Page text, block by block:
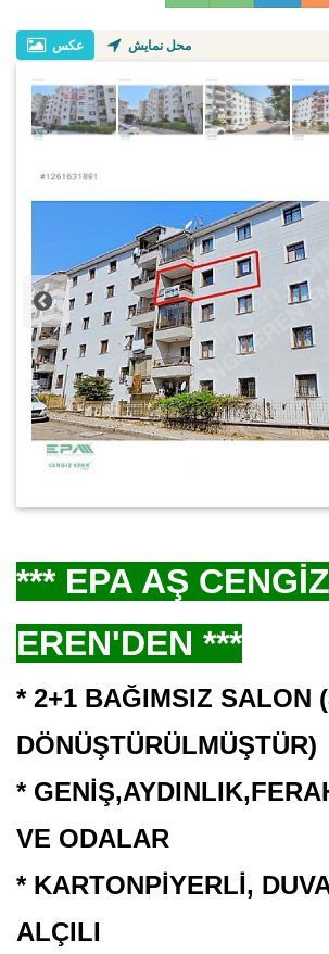
عکس محل نمایش
*** EPA AŞ CENGİZ
EREN'DEN ***
* 2+1 BAĞIMSIZ SALON
DÖNÜŞTÜRÜLMÜŞTÜR)
*
VE ODALAR
* KARTONPİYERLİ,
ALÇILI